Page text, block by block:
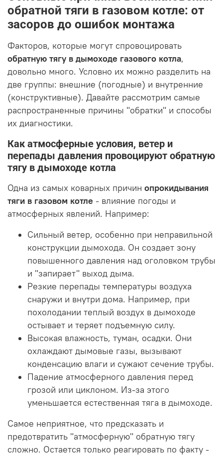
обратной тяги в газовом котле: от
засоров до ошибок монтажа
Факторов, которые могут спровоцировать
обратную тягу в дымоходе газового котла,
довольно много. Условно их можно разделить на
две группы: внешние (погодные) и внутренние
(конструктивные). Давайте рассмотрим самые
распространенные причины "обратки" и способы
их диагностики.
Как атмосферные условия, ветер и
перепады давления провоцируют обратную
тягу в дымоходе котла
Одна из самых коварных причин опрокидывания
тяги в газовом котле - влияние погоды и
атмосферных явлений. Например:
Сильный ветер, особенно при неправильной
конструкции дымохода. Он создает зону
повышенного давления над оголовком трубы
и "запирает" выход дыма.
Резкие перепады температуры воздуха
снаружи и внутри дома. Например, при
похолодании теплый воздух в дымоходе
остывает и теряет подъемную силу.
Высокая влажность, туман, осадки. Они
охлаждают дымовые газы, вызывают
конденсацию влаги и сужают сечение трубы.
Падение атмосферного давления перед
грозой или циклоном. Из-за этого
уменьшается естественная тяга в дымоходе.
Самое неприятное, что предсказать и
предотвратить "атмосферную" обратную тягу
сложно. Остается только реагировать по факту -